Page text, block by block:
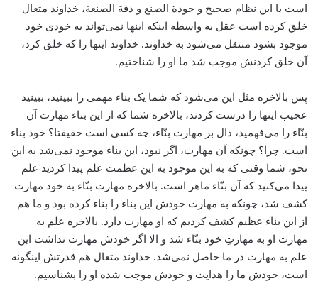
است با این نظام صحیح و جودة‌ الصنع و دقة الصنعة، خداوند متعال
خلق کرده است عقل به واسطه اینکه اینها نمی‌تواند به خودی خود
موجود بشود منتقل می‌شود به خداوند. خداوند اینها را که خلق کرد،
آن خلق کردنش ‌موجب شد ما او را شناختیم.
پس بالاخره مثل این می‌شود که شما یک بناء مهمی را ببینید، ‌ببینید
عجیب اینها را درست کردند، بالاخره شما که از این بناء مهارت آن
بنّاء را می‌فهمید، دال بر مهارت بنّاء‌، چه کسی است حقیقتا؟ خود بناء
است. چرا؟ چونکه آن مهارت، اگر نبود، این بناء ‌موجود نمی‌شد به این
نحو، ‌شما وقتی که به این موجود به این عظمت علم پیدا کردید علم
پیدا می‌کنید که آن بنّاء ماهر است. بالاخره مهارت بنّاء ‌به خود مهارت
کشف شد، چونکه به مهارت خودش این بناء‌ را بناء کرده بود و ما هم
از این بناء‌ عظیم کشف کردیم که او مهارت دارد. بالاخره علم به
مهارت او به مهارتِ خود بنّاء ‌شد و الا اگر خودش مهارت نداشت این
علم به مهارت در ما حاصل نمی‌شد. خداوند متعال هم قدرتش اینگونه
است، خودش ما را هدایت و خودش موجب شده او را بشناسیم.